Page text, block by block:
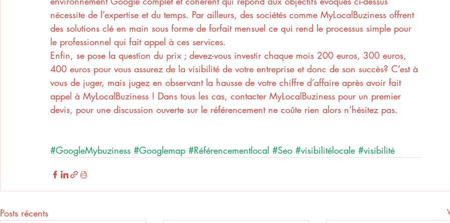
nécessite de l’expertise et du temps. Par ailleurs, des sociétés comme MyLocalBuziness offrent
des solutions clé en main sous forme de forfait mensuel ce qui rend le processus simple pour
le professionnel qui fait appel à ces services.
Enfin, se pose la question du prix ; devez-vous investir chaque mois 200 euros, 300 euros,
400 euros pour vous assurez de la visibilité de votre entreprise et donc de son succès? C’est à
vous de juger, mais jugez en observant la hausse de votre chiffre d’affaire après avoir fait
appel à MyLocalBuziness ! Dans tous les cas, contacter MyLocalBuziness pour un premier
devis, pour une discussion ouverte sur le référencement ne coûte rien alors n’hésitez pas.
#GoogleMybuziness #Googlemap #Référencementlocal #Seo #visibilitélocale #visibilité
Posts récents